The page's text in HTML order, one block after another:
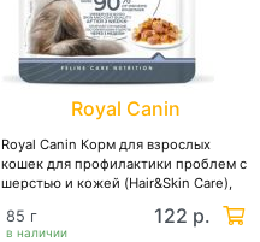
Royal Canin
Royal Canin Корм для взрослых
кошек для профилактики проблем с
шерстью и кожей (Hair&Skin Care),
в наличии
85 г 122 р.